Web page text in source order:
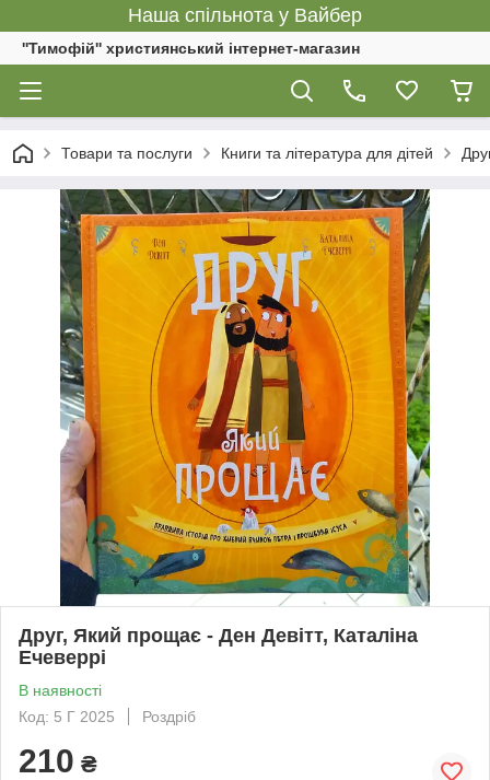
Наша спільнота у Вайбер
''Тимофій'' християнський інтернет-магазин
Товари та послуги Книги та література для дітей
Друг, Який прощає - Ден Девітт, Каталіна
Ечеверрі
В наявності
Код: 5 Г 2025
Роздріб
210 ₴